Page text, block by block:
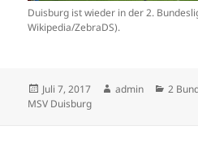
Duisburg ist wieder in der 2.
Wikipedia/ZebraDS).
Veröffentlicht
am
Juli 7, 2017 Autor
admin 2
MSV Duisburg